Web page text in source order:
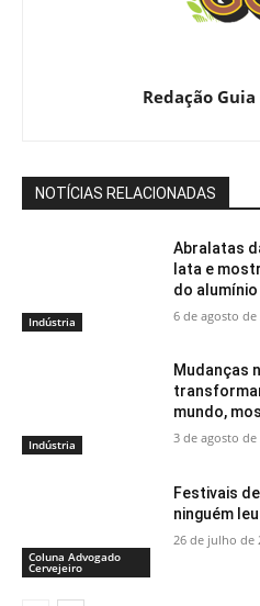
Redação
NOTÍCIAS RELACIONADAS
Indústria
Abralatas
lata e
do alumínio
6 de agosto de
Indústria
Mudanças
mundo,
3 de agosto de
Coluna Advogado
Cervejeiro
Festivais
ninguém leu
26 de julho de